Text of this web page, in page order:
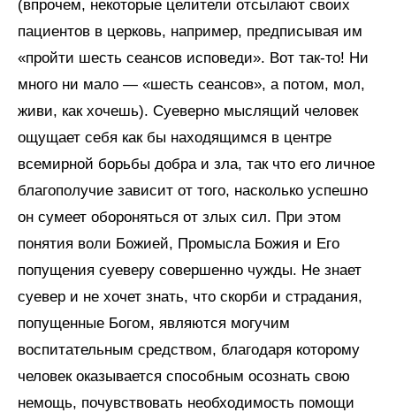
(впрочем, некоторые целители отсылают своих
пациентов в церковь, например, предписывая им
«пройти шесть сеансов исповеди». Вот так-то! Ни
много ни мало — «шесть сеансов», а потом, мол,
живи, как хочешь). Суеверно мыслящий человек
ощущает себя как бы находящимся в центре
всемирной борьбы добра и зла, так что его личное
благополучие зависит от того, насколько успешно
он сумеет обороняться от злых сил. При этом
понятия воли Божией, Промысла Божия и Его
попущения суеверу совершенно чужды. Не знает
суевер и не хочет знать, что скорби и страдания,
попущенные Богом, являются могучим
воспитательным средством, благодаря которому
человек оказывается способным осознать свою
немощь, почувствовать необходимость помощи